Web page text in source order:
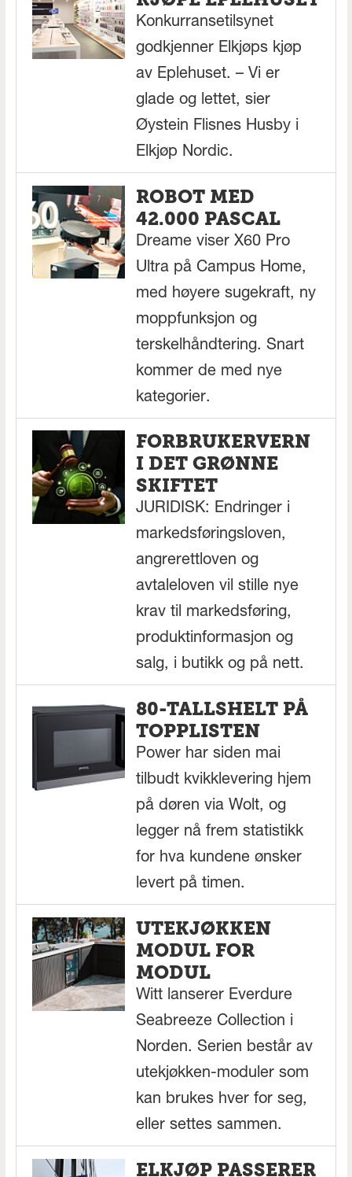
Konkurransetilsynet
godkjenner Elkjøps kjøp
av Eplehuset. – Vi er
glade og lettet, sier
Øystein Flisnes Husby i
Elkjøp Nordic.
ROBOT MED
42.000 PASCAL
Dreame viser X60 Pro
Ultra på Campus Home,
med høyere sugekraft, ny
moppfunksjon og
terskelhåndtering. Snart
kommer de med nye
kategorier.
FORBRUKERVERN
I DET GRØNNE
SKIFTET
JURIDISK: Endringer i
markedsføringsloven,
angrerettloven og
avtaleloven vil stille nye
krav til markedsføring,
produktinformasjon og
salg, i butikk og på nett.
80-TALLSHELT PÅ
TOPPLISTEN
Power har siden mai
tilbudt kvikklevering hjem
på døren via Wolt, og
legger nå frem statistikk
for hva kundene ønsker
levert på timen.
UTEKJØKKEN
MODUL FOR
MODUL
Witt lanserer Everdure
Seabreeze Collection i
Norden. Serien består av
utekjøkken-moduler som
kan brukes hver for seg,
eller settes sammen.
ELKJØP PASSERER